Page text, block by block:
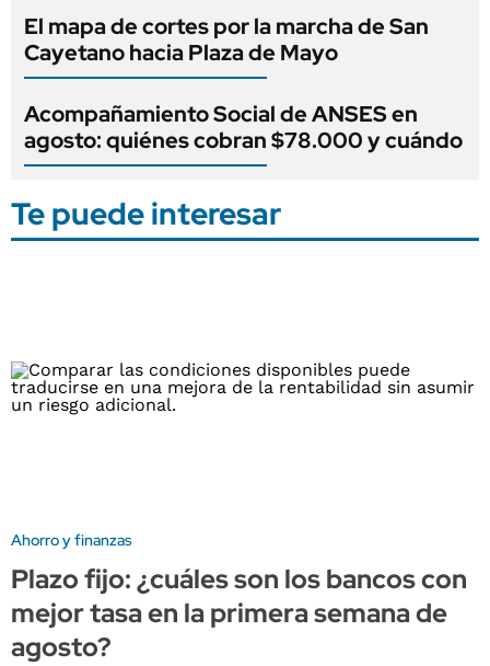
El mapa de cortes por la marcha de San
Cayetano hacia Plaza de Mayo
Acompañamiento Social de ANSES en
agosto: quiénes cobran $78.000 y cuándo
Te puede interesar
Ahorro y finanzas
Plazo fijo: ¿cuáles son los bancos con
mejor tasa en la primera semana de
agosto?